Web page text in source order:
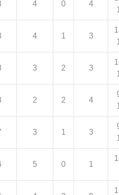
4 0 4
4 1 3
3 2 3
2 2 4
3 1 3
5 0 1